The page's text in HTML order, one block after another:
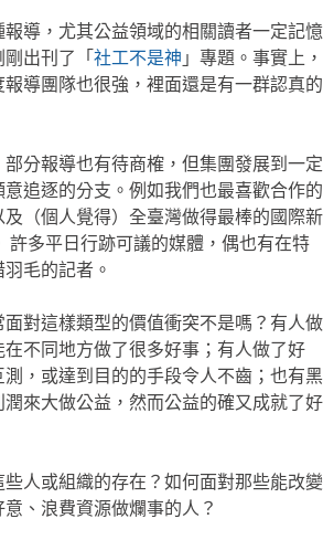
導，尤其公益領域的相關讀者一定記憶
出刊了「 社工不是神 」專題。事實上，
導團隊也很強，裡面還是有一群認真的
分報導也有待商榷，但集團發展到一定
追逐的分支。例如我們也最喜歡合作的
及（個人覺得）全臺灣做得最棒的國際新
許多平日行跡可議的媒體，偶也有在特
毛的記者。
對這樣類型的價值衝突不是嗎？有人做
在不同地方做了很多好事；有人做了好
，或達到目的的手段令人不齒；也有黑
來大做公益，然而公益的確又成就了好
人或組織的存在？如何面對那些能改變
、浪費資源做爛事的人？